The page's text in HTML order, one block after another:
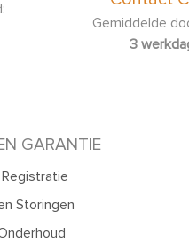
Gemiddelde
3
GARANTIE
Storingen